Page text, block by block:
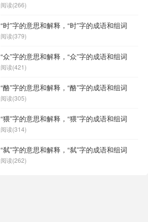
阅读(266)
“时”字的意思和解释，“时”字的成语和组词
阅读(379)
“众”字的意思和解释，“众”字的成语和组词
阅读(421)
“酪”字的意思和解释，“酪”字的成语和组词
阅读(305)
“猥”字的意思和解释，“猥”字的成语和组词
阅读(314)
“弑”字的意思和解释，“弑”字的成语和组词
阅读(262)